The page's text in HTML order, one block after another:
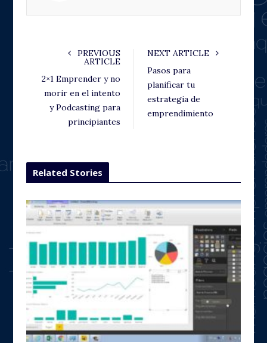
PREVIOUS
ARTICLE
2×1 Emprender y no
morir en el intento
y Podcasting para
principiantes
NEXT ARTICLE
Pasos para
planificar tu
estrategia de
emprendimiento
Related Stories